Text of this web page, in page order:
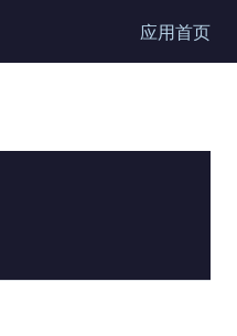
应用首页